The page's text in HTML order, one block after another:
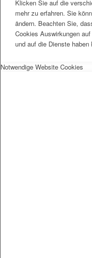
Klicken Sie auf die
mehr zu erfahren. Sie
ändern. Beachten Sie,
Cookies Auswirkungen
und auf die Dienste
Notwendige Website Cookies